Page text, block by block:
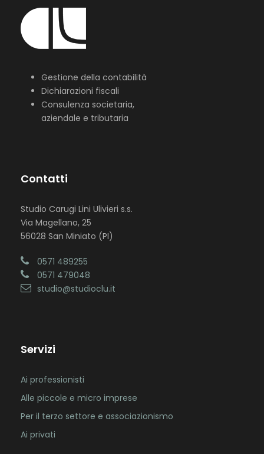
Gestione della contabilità
Dichiarazioni fiscali
Consulenza societaria,
aziendale e tributaria
Contatti
Studio Carugi Lini Ulivieri s.s.
Via Magellano, 25
56028 San Miniato (PI)
0571 489255
0571 479048
studio@studioclu.it
Servizi
Ai professionisti
Alle piccole e micro imprese
Per il terzo settore e associazionismo
Ai privati